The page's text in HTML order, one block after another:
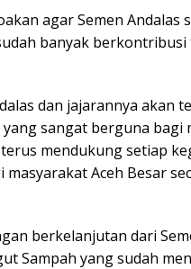
agar Semen Andalas
banyak
dan jajarannya akan
sangat berguna bagi
mendukung setiap
Aceh Besar
berkelanjutan dari
Sampah yang sudah